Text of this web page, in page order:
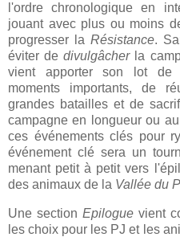
l'ordre chronologique en
jouant avec plus ou moins
progresser la Résistance.
éviter dedivulgâcher la
vient apporter son lot de
moments importants, de
grandes batailles et de
campagne en longueur ou
ces événements clés pour
événement clé sera un
menant petit à petit vers
des animaux de la Vallée du
Une section Epilogue vient
les choix pour les PJ et les